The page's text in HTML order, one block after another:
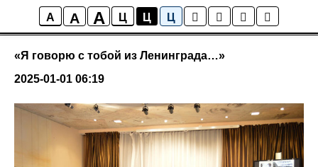
A A A Ц Ц Ц
Культурно - образовательные
мероприятия
«Я говорю с тобой из Ленинграда…»
2025-01-01 06:19